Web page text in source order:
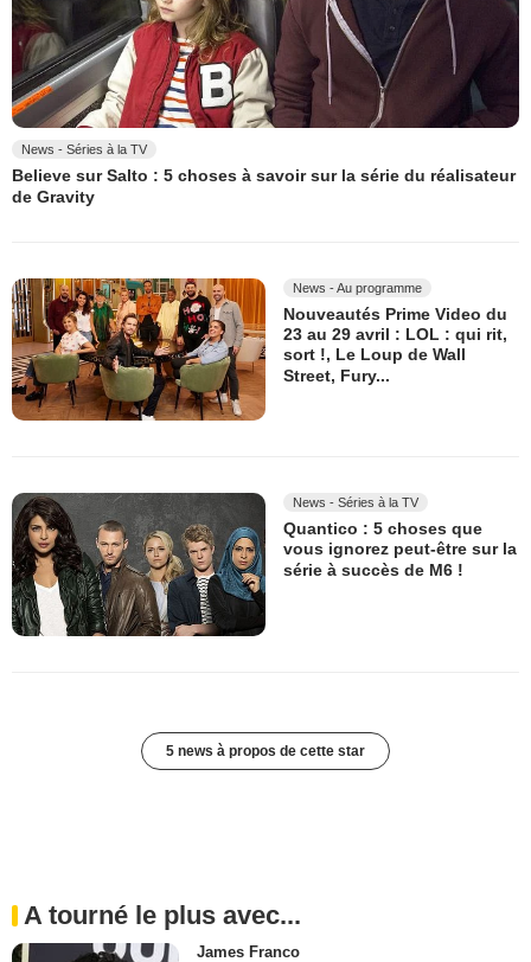
News - Séries à la TV
Believe sur Salto : 5 choses à savoir sur la série du réalisateur
de Gravity
News - Au programme
Nouveautés Prime Video du
23 au 29 avril : LOL : qui rit,
sort !, Le Loup de Wall
Street, Fury...
News - Séries à la TV
Quantico : 5 choses que
vous ignorez peut-être sur la
série à succès de M6 !
5 news à propos de cette star
A tourné le plus avec...
James Franco